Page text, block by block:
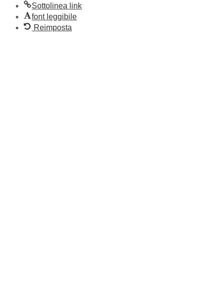
Sottolinea link
font leggibile
Reimposta